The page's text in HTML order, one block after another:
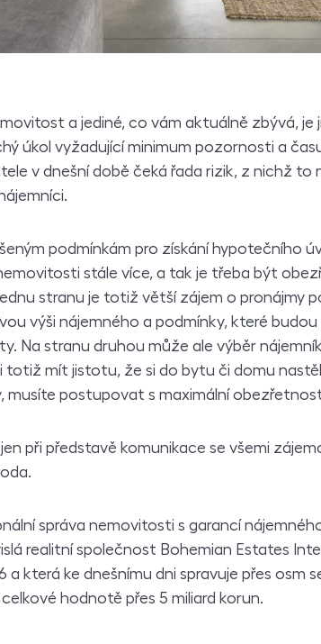
a jediné, co vám aktuálně zbývá, je
úkol vyžadující minimum pozornosti a
v dnešní době čeká řada rizik, z nichž to
podmínkám pro získání hypotečního
stále více, a tak je třeba být
stranu je totiž větší zájem o pronájmy
výši nájemného a podmínky, které budou
Na stranu druhou může ale výběr
totiž mít jistotu, že si do bytu či domu
musíte postupovat s maximální
při představě komunikace se všemi
správa nemovitosti s garancí
realitní společnost Bohemian Estates
a která ke dnešnímu dni spravuje přes osm
hodnotě přes 5 miliard korun.